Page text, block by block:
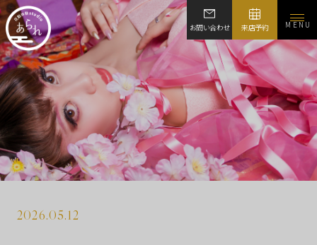
お問い合わせ 来店予約 MENU
2026.05.12